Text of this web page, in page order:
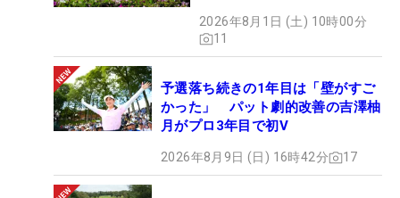
2026年8月1日 (土) 10時00分
11
予選落ち続きの1年目は「壁がすご
かった」 パット劇的改善の吉澤柚
月がプロ3年目で初V
2026年8月9日 (日) 16時42分 17